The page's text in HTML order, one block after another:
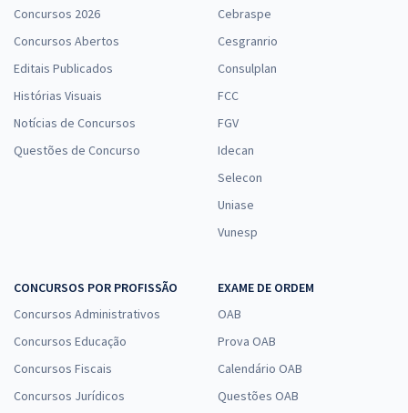
Concursos 2026
Concursos Abertos
Editais Publicados
Histórias Visuais
Notícias de Concursos
Questões de Concurso
Cebraspe
Cesgranrio
Consulplan
FCC
FGV
Idecan
Selecon
Uniase
Vunesp
CONCURSOS POR PROFISSÃO
Concursos Administrativos
Concursos Educação
Concursos Fiscais
Concursos Jurídicos
EXAME DE ORDEM
OAB
Prova OAB
Calendário OAB
Questões OAB